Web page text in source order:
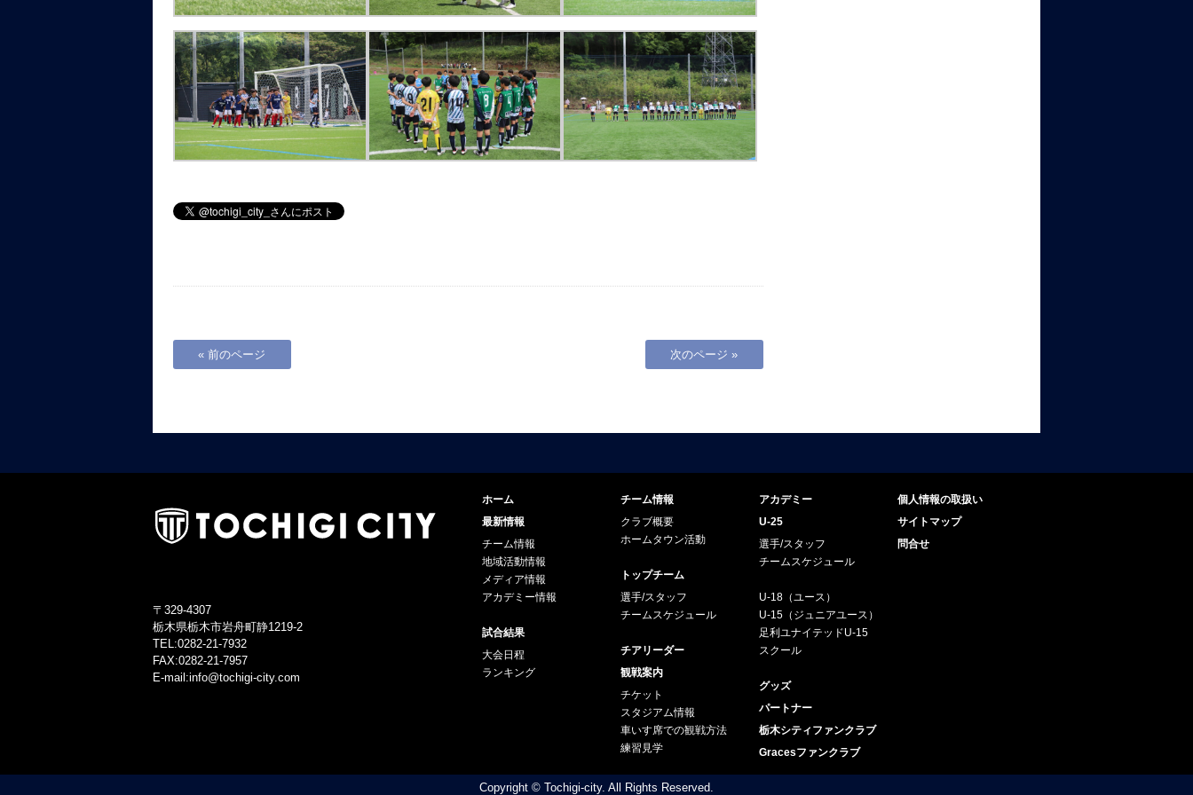
« 前のページ 次のページ »
〒329-4307
栃木県栃木市岩舟町静1219-2
TEL:0282-21-7932
FAX:0282-21-7957
E-mail:info@tochigi-city.com
ホーム
最新情報
チーム情報
地域活動情報
メディア情報
アカデミー情報
試合結果
大会日程
ランキング
チーム情報
クラブ概要
ホームタウン活動
トップチーム
選手/スタッフ
チームスケジュール
チアリーダー
観戦案内
チケット
スタジアム情報
車いす席での観戦方法
練習見学
アカデミー
U-25
選手/スタッフ
チームスケジュール
U-18（ユース）
U-15（ジュニアユース）
足利ユナイテッドU-15
スクール
グッズ
パートナー
栃木シティファンクラブ
Gracesファンクラブ
個人情報の取扱い
サイトマップ
問合せ
Copyright © Tochigi-city. All Rights Reserved.